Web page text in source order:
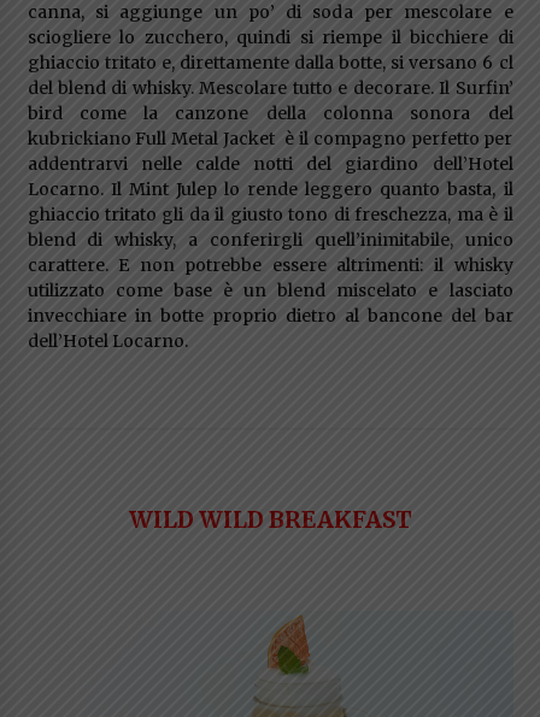
canna, si aggiunge un po’ di soda per mescolare e
sciogliere lo zucchero, quindi si riempe il bicchiere di
ghiaccio tritato e, direttamente dalla botte, si versano 6 cl
del blend di whisky. Mescolare tutto e decorare. Il Surfin’
bird come la canzone della colonna sonora del
kubrickiano Full Metal Jacket è il compagno perfetto per
addentrarvi nelle calde notti del giardino dell’Hotel
Locarno. Il Mint Julep lo rende leggero quanto basta, il
ghiaccio tritato gli da il giusto tono di freschezza, ma è il
blend di whisky, a conferirgli quell’inimitabile, unico
carattere. E non potrebbe essere altrimenti: il whisky
utilizzato come base è un blend miscelato e lasciato
invecchiare in botte proprio dietro al bancone del bar
dell’Hotel Locarno.
WILD WILD BREAKFAST